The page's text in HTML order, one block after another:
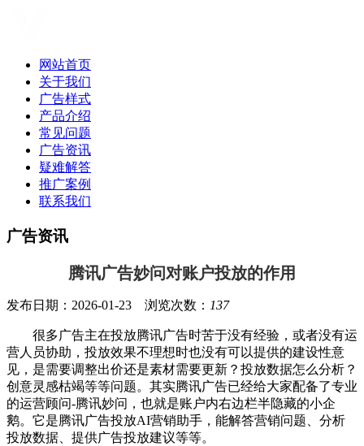
网站首页
关于我们
广告样式
产品介绍
常见问题
广告资讯
疑难解答
推广案例
联系我们
广告资讯
腾讯广告妙问对账户投放的作用
发布日期：2026-01-23 浏览次数： 137
很多广告主在投放腾讯广告时苦于没有经验，或者没有运
营人员协助，投放效果不理想时也没有可以提供的建设性意
见，是需要调整出价还是素材需要更新？投放数据怎么分析？
创意灵感枯竭等等问题。其实腾讯广告已经给大家配备了专业
的运营顾问-腾讯妙问，也就是账户内右边栏半隐藏的小企
鹅。它是腾讯广告投放AI营销助手，能解答营销问题、分析
投放数据、提供广告投放建议等等。